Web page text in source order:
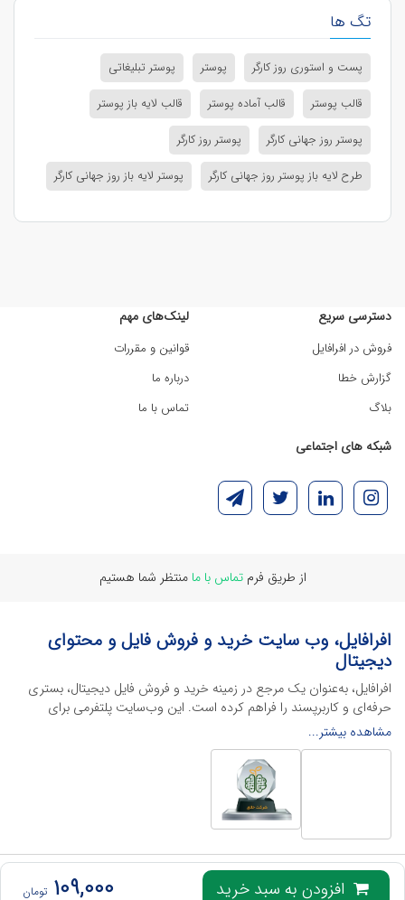
تگ ها
پست و استوری روز کارگر پوستر
پوستر تبلیغاتی
قالب پوستر
قالب آماده پوستر
قالب لایه باز پوستر
پوستر روز جهانی کارگر
پوستر روز کارگر
طرح لایه باز پوستر روز جهانی کارگر
پوستر لایه باز روز جهانی کارگر
افزودن به سبد خرید 109,000 تومان
دسترسی سریع
فروش در افرافایل
گزارش خطا
بلاگ
لینک‌های مهم
قوانین و مقررات
درباره ما
تماس با ما
شبکه های اجتماعی
از طریق فرمتماس با ما منتظر شما هستیم
افرافایل، وب سایت خرید و فروش فایل و محتوای
دیجیتال
افرافایل، به‌عنوان یک مرجع در زمینه خرید و فروش فایل دیجیتال، بستری
حرفه‌ای و کاربرپسند را فراهم کرده است. این وب‌سایت‌ پلتفرمی برای
طراحان، دانشجویان و فریلنسرها ایجاد می‌کند تا به راحتی محصولات
دیجیتال خود را به فروش رسانده یا از محتواهایی باکیفیت برای پیشبرد
اهدافشان استفاده کنند.
این سایت با ارائه تنوع گسترده‌ای از محصولات دیجیتال از انواع فایل های
لایه باز نرم افراهای ادیت ویدئو گرفته تا فایل لایه باز فتوشاپ، ایلاستریتور و
اکسل گرفته تا قالب‌های ارائه پاورپوینت به کاربران کمک می‌کند تا زمان و
هزینه‌های خود را کاهش داده و به سرعت پروژه‌های خود را تکمیل کنند. در
ادامه، به معرفی گوشه‌ای از محصولات افرافایل پرداخته‌ایم:
مشاهده بیشتر...
تمامی حقوق این وب‌سایت برای
محفوظ است، هرگونه کپی برداری از آن پیگرد قانونی
خواهد داشت.